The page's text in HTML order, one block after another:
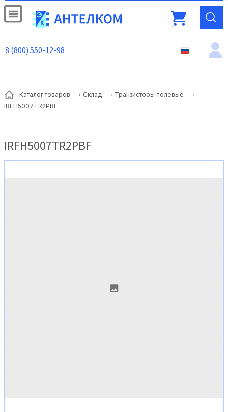
8 (800) 550-12-98
Каталог товаров Склад
Транзисторы полевые
IRFH5007TR2PBF
IRFH5007TR2PBF